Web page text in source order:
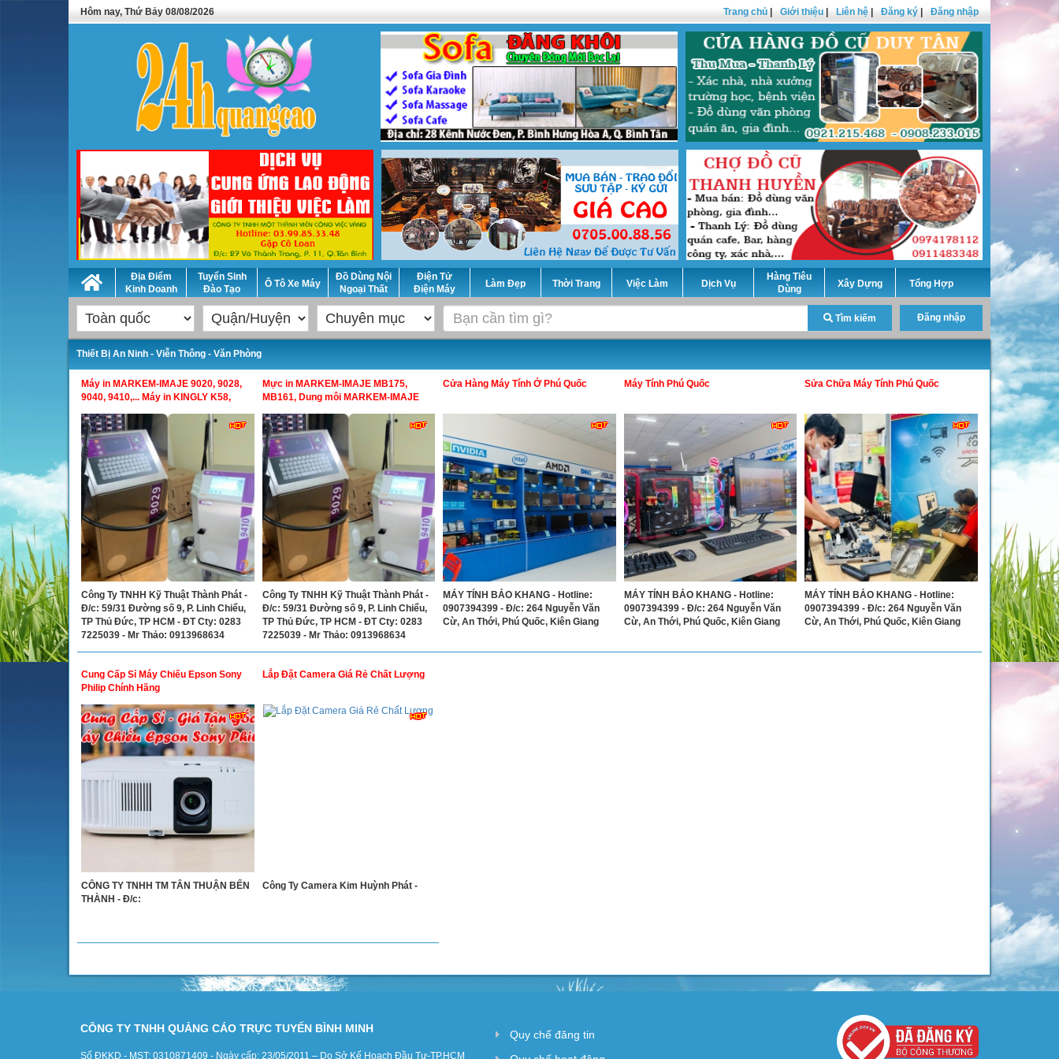
Hôm nay, Thứ Bảy 08/08/2026 Trang chủ Giới thiệu Liên hệ Đăng ký Đăng nhập
Địa Điểm
Kinh Doanh
Tuyển Sinh
Đào Tạo
Ô Tô Xe Máy
Đồ Dùng Nội
Ngoại Thất
Điện Tử
Điện Máy
Làm Đẹp Thời Trang Việc Làm Dịch Vụ
Hàng Tiêu
Dùng
Xây Dựng Tổng Hợp
Tìm kiếm Đăng nhập
Thiết Bị An Ninh - Viễn Thông - Văn Phòng
Máy in MARKEM-IMAJE 9020, 9028,
9040, 9410,... Máy in KINGLY K58,
Công Ty TNHH Kỹ Thuật Thành Phát -
Đ/c: 59/31 Đường số 9, P. Linh Chiểu,
TP Thủ Đức, TP HCM - ĐT Cty: 0283
7225039 - Mr Thảo: 0913968634
Mực in MARKEM-IMAJE MB175,
MB161, Dung môi MARKEM-IMAJE
Công Ty TNHH Kỹ Thuật Thành Phát -
Đ/c: 59/31 Đường số 9, P. Linh Chiểu,
TP Thủ Đức, TP HCM - ĐT Cty: 0283
7225039 - Mr Thảo: 0913968634
Cửa Hàng Máy Tính Ở Phú Quốc
MÁY TÍNH BẢO KHANG - Hotline:
0907394399 - Đ/c: 264 Nguyễn Văn
Cừ, An Thới, Phú Quốc, Kiên Giang
Máy Tính Phú Quốc
MÁY TÍNH BẢO KHANG - Hotline:
0907394399 - Đ/c: 264 Nguyễn Văn
Cừ, An Thới, Phú Quốc, Kiên Giang
Sửa Chữa Máy Tính Phú Quốc
MÁY TÍNH BẢO KHANG - Hotline:
0907394399 - Đ/c: 264 Nguyễn Văn
Cừ, An Thới, Phú Quốc, Kiên Giang
Cung Cấp Sỉ Máy Chiếu Epson Sony
Philip Chính Hãng
CÔNG TY TNHH TM TÂN THUẬN BẾN
THÀNH - Đ/c:
Lắp Đặt Camera Giá Rẻ Chất Lượng
Công Ty Camera Kim Huỳnh Phát -
CÔNG TY TNHH QUẢNG CÁO TRỰC TUYẾN BÌNH MINH
Số ĐKKD - MST: 0310871409 - Ngày cấp: 23/05/2011 – Do Sở Kế Hoạch Đầu Tư-TP.HCM
Quy chế đăng tin